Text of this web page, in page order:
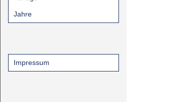
Jahre
Impressum